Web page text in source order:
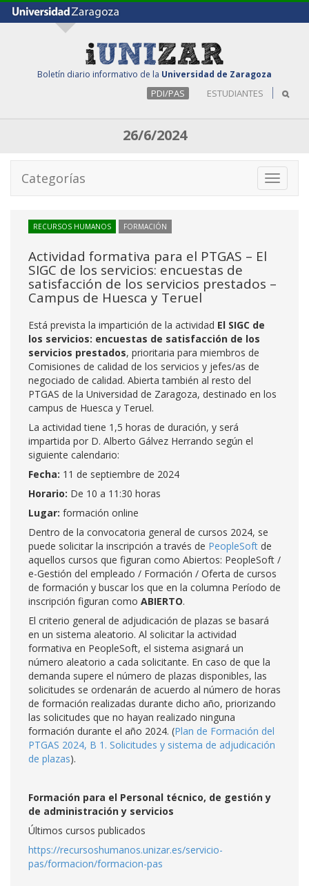
Boletín diario informativo de la Universidad de Zaragoza
PDI/PAS ESTUDIANTES
26/6/2024
Toggle
Categorías
RECURSOS HUMANOS FORMACIÓN
Actividad formativa para el PTGAS – El
SIGC de los servicios: encuestas de
satisfacción de los servicios prestados –
Campus de Huesca y Teruel
Está prevista la impartición de la actividad El SIGC de
los servicios: encuestas de satisfacción de los
servicios prestados, prioritaria para miembros de
Comisiones de calidad de los servicios y jefes/as de
negociado de calidad. Abierta también al resto del
PTGAS de la Universidad de Zaragoza, destinado en los
campus de Huesca y Teruel.
La actividad tiene 1,5 horas de duración, y será
impartida por D. Alberto Gálvez Herrando según el
siguiente calendario:
Fecha: 11 de septiembre de 2024
Horario: De 10 a 11:30 horas
Lugar: formación online
Dentro de la convocatoria general de cursos 2024, se
puede solicitar la inscripción a través de PeopleSoft de
aquellos cursos que figuran como Abiertos: PeopleSoft /
e-Gestión del empleado / Formación / Oferta de cursos
de formación y buscar los que en la columna Período de
inscripción figuran como ABIERTO.
El criterio general de adjudicación de plazas se basará
en un sistema aleatorio. Al solicitar la actividad
formativa en PeopleSoft, el sistema asignará un
número aleatorio a cada solicitante. En caso de que la
demanda supere el número de plazas disponibles, las
solicitudes se ordenarán de acuerdo al número de horas
de formación realizadas durante dicho año, priorizando
las solicitudes que no hayan realizado ninguna
formación durante el año 2024. (Plan de Formación del
PTGAS 2024, B 1. Solicitudes y sistema de adjudicación
de plazas).
Formación para el Personal técnico, de gestión y
de administración y servicios
Últimos cursos publicados
https://recursoshumanos.unizar.es/servicio-
pas/formacion/formacion-pas